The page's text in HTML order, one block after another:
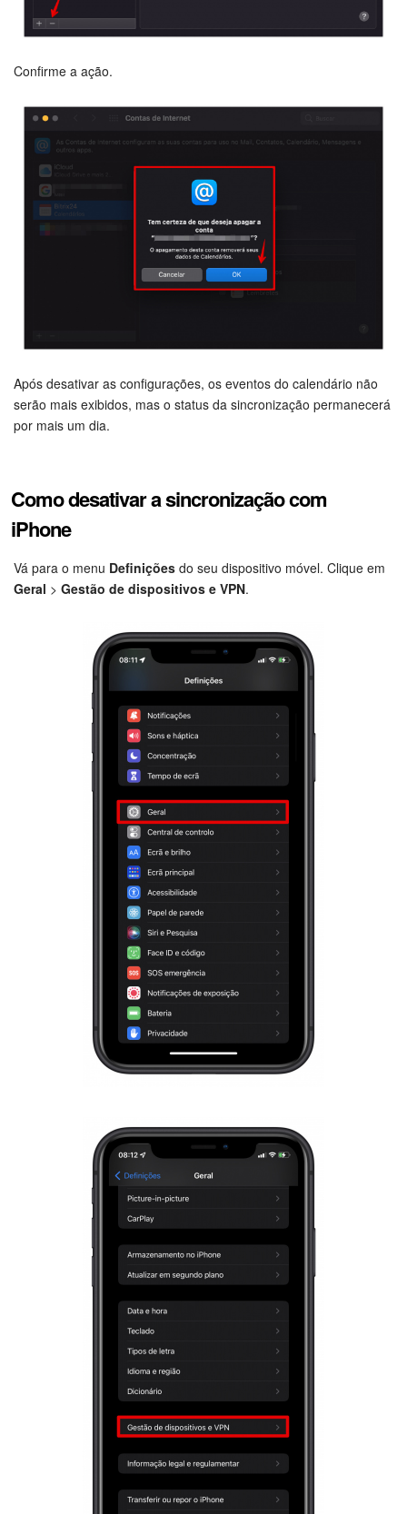
Gerenciamento do inventário
Assinatura eletrônica para RH
Assinatura eletrônica
Processos de negócio
Assinatura
Configurações
Widget de colaborador
Bitrix24 Messenger
Bitrix24 On-premise
Questões Gerais
Novidades do Helpdesk (arquivo)
COMECE GRÁTIS
Confirme a ação.
Após desativar as configurações, os eventos do calendário não
serão mais exibidos, mas o status da sincronização permanecerá
por mais um dia.
Como desativar a sincronização com
iPhone
Vá para o menu Definições do seu dispositivo móvel. Clique em
Geral > Gestão de dispositivos e VPN.